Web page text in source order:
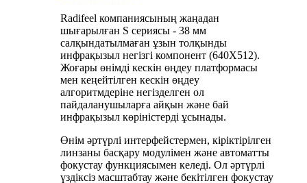
Radifeel компаниясының жаңадан
шығарылған S сериясы - 38 мм
салқындатылмаған ұзын толқынды
инфрақызыл негізгі компонент (640X512).
Жоғары өнімді кескін өңдеу платформасы
мен кеңейтілген кескін өңдеу
алгоритмдеріне негізделген ол
пайдаланушыларға айқын және бай
инфрақызыл көріністерді ұсынады.
Өнім әртүрлі интерфейстермен, кіріктірілген
линзаны басқару модулімен және автоматты
фокустау функциясымен келеді. Ол әртүрлі
үздіксіз масштабтау және бекітілген фокустау